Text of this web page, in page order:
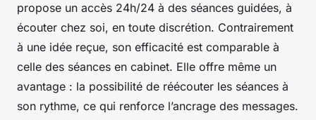
propose un accès 24h/24 à des séances guidées, à
écouter chez soi, en toute discrétion. Contrairement
à une idée reçue, son efficacité est comparable à
celle des séances en cabinet. Elle offre même un
avantage : la possibilité de réécouter les séances à
son rythme, ce qui renforce l’ancrage des messages.